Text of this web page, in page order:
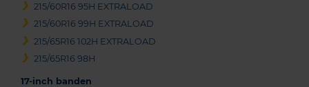
215/60R16 95H EXTRALOAD
215/60R16 99H EXTRALOAD
215/65R16 102H EXTRALOAD
215/65R16 98H
17-inch banden